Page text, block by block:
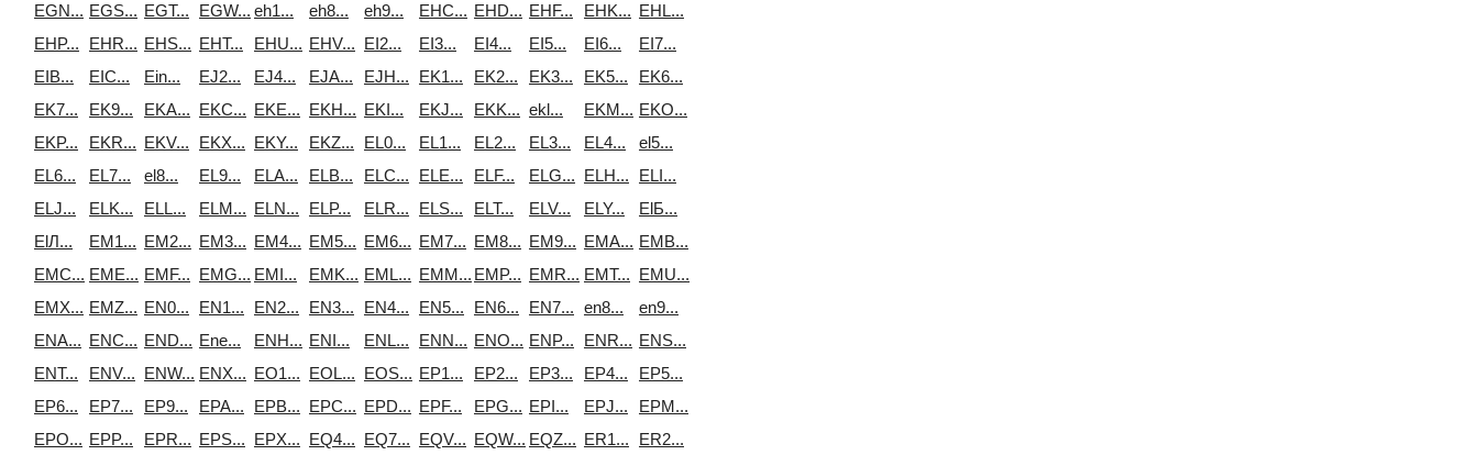
EGN... EGS... EGT... EGW... eh1... eh8... eh9... EHC... EHD... EHF... EHK... EHL...
EHP...
EHR... EHS... EHT... EHU... EHV... EI2... EI3... EI4... EI5... EI6...
EI7...
EIB...
EIC... Ein... EJ2... EJ4... EJA... EJH... EK1... EK2... EK3... EK5...
EK6...
EK7...
EK9... EKA... EKC... EKE... EKH... EKI... EKJ... EKK... ekl... EKM... EKO...
EKP...
EKR... EKV... EKX... EKY... EKZ... EL0... EL1... EL2... EL3... EL4...
el5...
EL6...
EL7... el8... EL9... ELA... ELB... ELC... ELE... ELF... ELG... ELH...
ELI...
ELJ...
ELK... ELL... ELM... ELN... ELP... ELR... ELS... ELT... ELV... ELY...
ElБ...
ElЛ...
EM1... EM2... EM3... EM4... EM5... EM6... EM7... EM8... EM9... EMA... EMB...
EMC... EME... EMF... EMG... EMI... EMK... EML... EMM... EMP... EMR... EMT... EMU...
EMX... EMZ... EN0... EN1... EN2... EN3... EN4... EN5... EN6... EN7... en8...
en9...
ENA... ENC... END... Ene... ENH... ENI... ENL... ENN... ENO... ENP... ENR... ENS...
ENT...
ENV... ENW... ENX... EO1... EOL... EOS... EP1... EP2... EP3... EP4...
EP5...
EP6...
EP7... EP9... EPA... EPB... EPC... EPD... EPF... EPG... EPI... EPJ...
EPM...
EPO... EPP... EPR... EPS... EPX... EQ4... EQ7... EQV... EQW... EQZ... ER1...
ER2...